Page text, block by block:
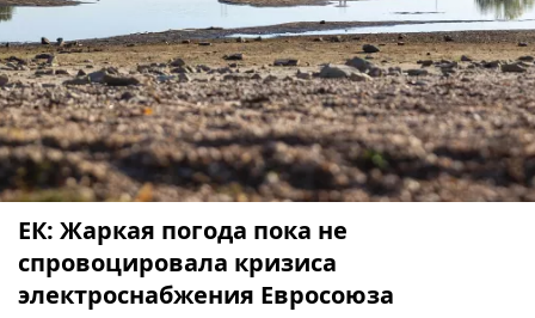
ЕК: Жаркая погода пока не
спровоцировала кризиса
электроснабжения Евросоюза